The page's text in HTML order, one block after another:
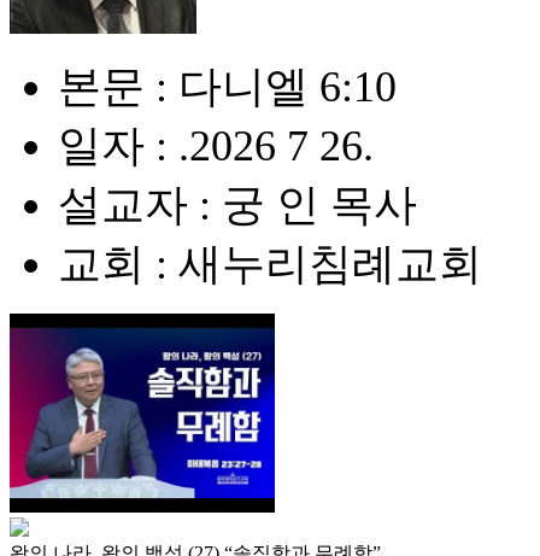
본문 : 다니엘 6:10
일자 : .2026 7 26.
설교자 : 궁 인 목사
교회 : 새누리침례교회